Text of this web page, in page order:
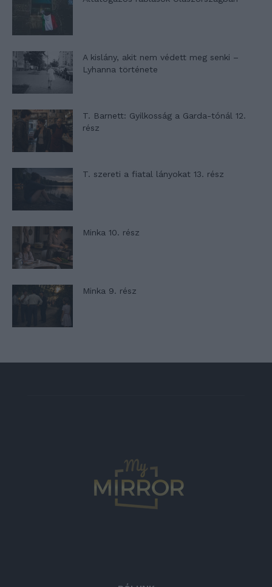
A kislány, akit nem védett meg senki –
Lyhanna története
T. Barnett: Gyilkosság a Garda-tónál 12.
rész
T. szereti a fiatal lányokat 13. rész
Minka 10. rész
Minka 9. rész